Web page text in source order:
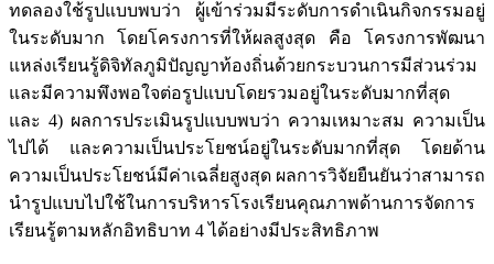
ทดลองใช้รูปแบบพบว่า ผู้เข้าร่วมมีระดับการดำเนินกิจกรรมอยู่
ในระดับมาก โดยโครงการที่ให้ผลสูงสุด คือ โครงการพัฒนา
แหล่งเรียนรู้ดิจิทัลภูมิปัญญาท้องถิ่นด้วยกระบวนการมีส่วนร่วม
และมีความพึงพอใจต่อรูปแบบโดยรวมอยู่ในระดับมากที่สุด
และ 4) ผลการประเมินรูปแบบพบว่า ความเหมาะสม ความเป็น
ไปได้ และความเป็นประโยชน์อยู่ในระดับมากที่สุด โดยด้าน
ความเป็นประโยชน์มีค่าเฉลี่ยสูงสุด ผลการวิจัยยืนยันว่าสามารถ
นำรูปแบบไปใช้ในการบริหารโรงเรียนคุณภาพด้านการจัดการ
เรียนรู้ตามหลักอิทธิบาท 4 ได้อย่างมีประสิทธิภาพ